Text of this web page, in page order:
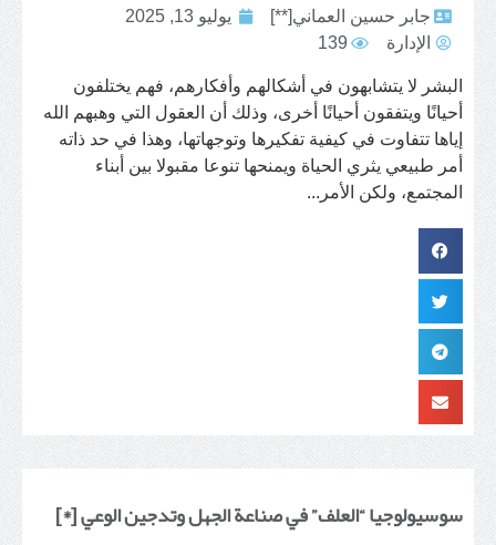
جابر حسين العماني[**]
يوليو 13, 2025
الإدارة
139
البشر لا يتشابهون في أشكالهم وأفكارهم، فهم يختلفون
أحيانًا ويتفقون أحيانًا أخرى، وذلك أن العقول التي وهبهم الله
إياها تتفاوت في كيفية تفكيرها وتوجهاتها، وهذا في حد ذاته
أمر طبيعي يثري الحياة ويمنحها تنوعا مقبولا بين أبناء
المجتمع، ولكن الأمر...
سوسيولوجيا “العلف” في صناعة الجهل وتدجين الوعي [*]